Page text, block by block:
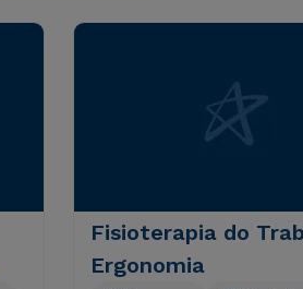
Fisioterapia do
Ergonomia